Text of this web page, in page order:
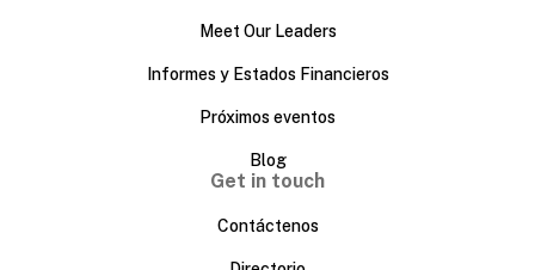
Meet Our Leaders
Informes y Estados Financieros
Próximos eventos
Blog
Get in touch
Contáctenos